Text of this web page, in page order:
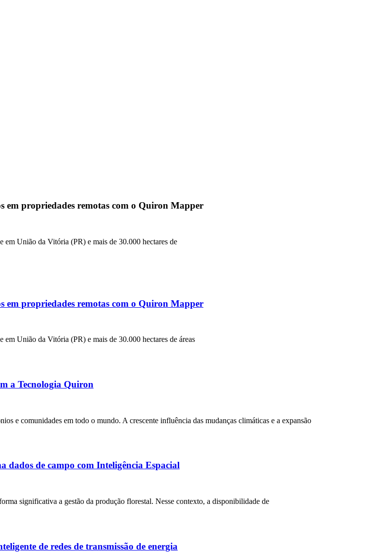
em propriedades remotas com o Quiron Mapper
União da Vitória (PR) e mais de 30.000 hectares de
em propriedades remotas com o Quiron Mapper
União da Vitória (PR) e mais de 30.000 hectares de áreas
a Tecnologia Quiron
e comunidades em todo o mundo. A crescente influência das mudanças climáticas e a expansão
dados de campo com Inteligência Espacial
significativa a gestão da produção florestal. Nesse contexto, a disponibilidade de
de redes de transmissão de energia